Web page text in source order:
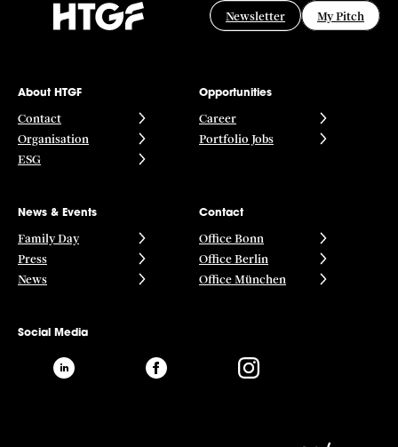
Newsletter My Pitch
About HTGF
Contact
Organisation
ESG
Opportunities
Career
Portfolio Jobs
News & Events
Family Day
Press
News
Contact
Office Bonn
Office Berlin
Office München
Social Media